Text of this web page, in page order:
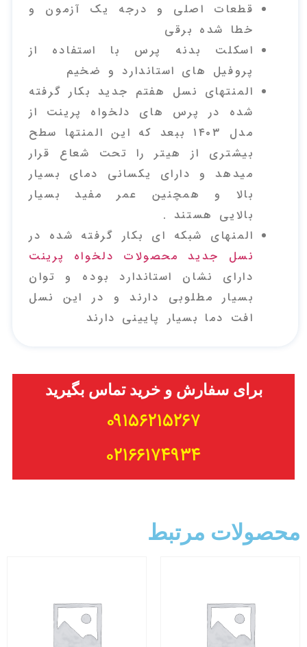
قطعات اصلی و درجه یک آزمون و
خطا شده برقی
اسکلت بدنه پرس با استفاده از
پروفیل های استاندارد و ضخیم
المنتهای نسل هفتم جدید بکار گرفته
شده در پرس های دلخواه پرینت از
مدل ۱۴۰۳ ببعد که این المنتها سطح
بیشتری از هیتر را تحت شعاع قرار
میدهد و دارای یکسانی دمای بسیار
بالا و همچنین عمر مفید بسیار
بالایی هستند .
المنهای شبکه ای بکار گرفته شده در
نسل جدید محصولات دلخواه پرینت
دارای نشان استاندارد بوده و توان
بسیار مطلوبی دارند و در این نسل
افت دما بسیار پایینی دارند
برای سفارش و خرید تماس بگیرید
۰۹۱۵۶۲۱۵۲۶۷
۰۲۱۶۶۱۷۴۹۳۴
محصولات مرتبط